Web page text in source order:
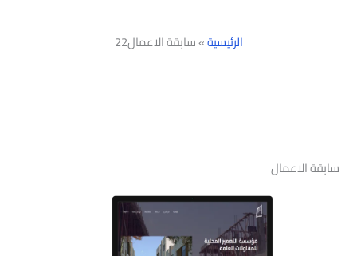
الرئيسية»سابقة الاعمال22
سابقة الاعمال